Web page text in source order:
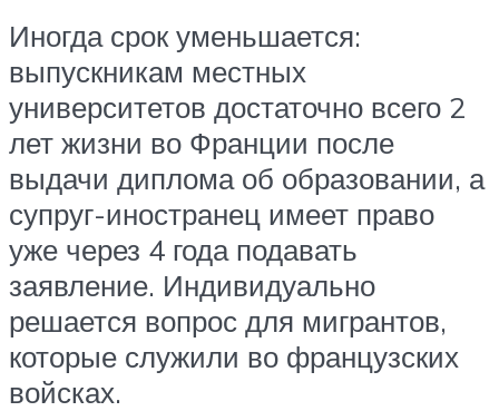
Иногда срок уменьшается:
выпускникам местных
университетов достаточно всего 2
лет жизни во Франции после
выдачи диплома об образовании, а
супруг-иностранец имеет право
уже через 4 года подавать
заявление. Индивидуально
решается вопрос для мигрантов,
которые служили во французских
войсках.